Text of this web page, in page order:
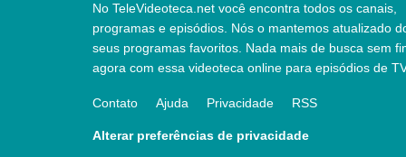
No TeleVideoteca.net você encontra todos os canais,
programas e episódios. Nós o mantemos atualizado
seus programas favoritos. Nada mais de busca sem
agora com essa videoteca online para episódios de
Contato Ajuda Privacidade RSS
Alterar preferências de privacidade